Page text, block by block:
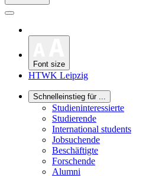
Font size
HTWK Leipzig
Schnelleinstieg für ...
Studieninteressierte
Studierende
International students
Jobsuchende
Beschäftigte
Forschende
Alumni